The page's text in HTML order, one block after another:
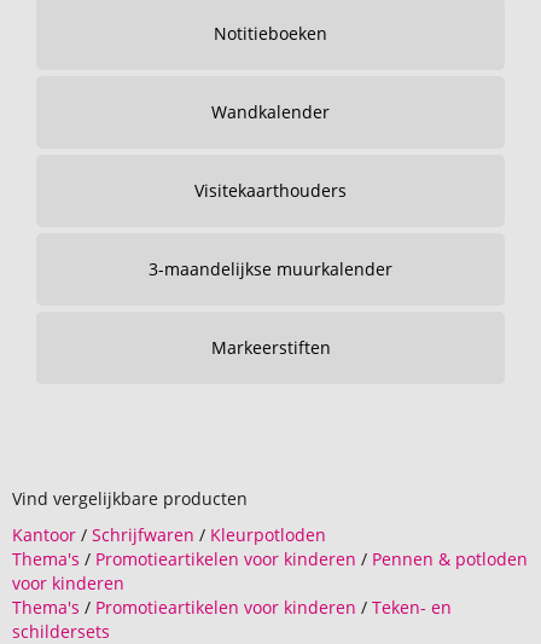
Notitieboeken
Wandkalender
Visitekaarthouders
3-maandelijkse muurkalender
Markeerstiften
Vind vergelijkbare producten
Kantoor / Schrijfwaren / Kleurpotloden
Thema's / Promotieartikelen voor kinderen / Pennen & potloden
voor kinderen
Thema's / Promotieartikelen voor kinderen / Teken- en
schildersets